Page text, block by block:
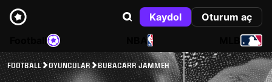
Kaydol
Oturum aç
NBA
FOOTBALL OYUNCULAR BUBACARR JAMMEH